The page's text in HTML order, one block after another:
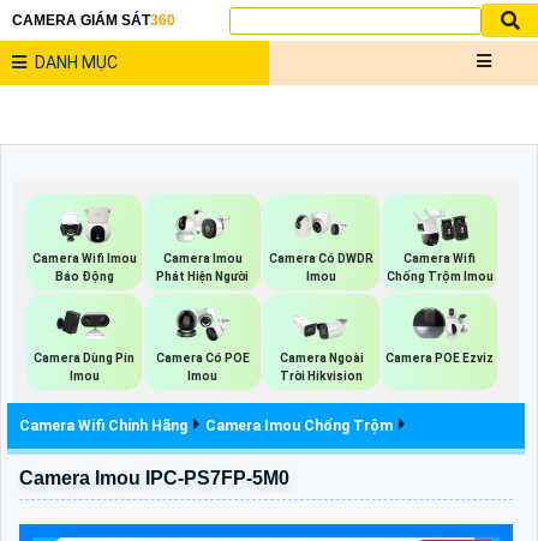
CAMERA GIÁM SÁT360
DANH MỤC
Camera Wifi Imou
Báo Động
Camera Imou
Phát Hiện Người
Camera Có DWDR
Imou
Camera Wifi
Chống Trộm Imou
Camera Dùng Pin
Imou
Camera Có POE
Imou
Camera Ngoài
Trời Hikvision
Camera POE Ezviz
Camera Wifi Chính Hãng Camera Imou Chống Trộm
Camera Imou IPC-PS7FP-5M0